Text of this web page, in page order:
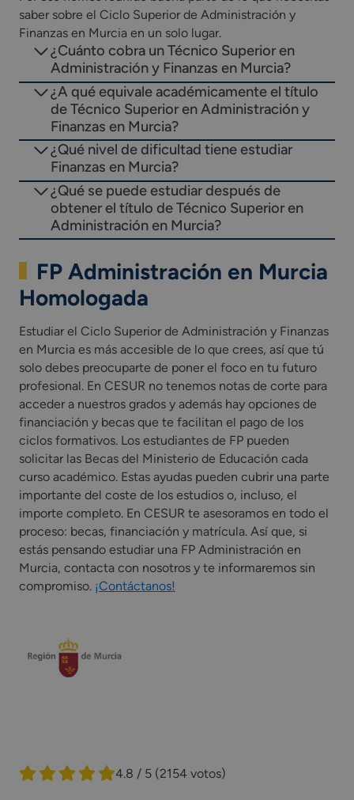
saber sobre el Ciclo Superior de Administración y
Finanzas en Murcia en un solo lugar.
¿Cuánto cobra un Técnico Superior en
Administración y Finanzas en Murcia?
¿A qué equivale académicamente el título
de Técnico Superior en Administración y
Finanzas en Murcia?
¿Qué nivel de dificultad tiene estudiar
Finanzas en Murcia?
¿Qué se puede estudiar después de
obtener el título de Técnico Superior en
Administración en Murcia?
FP Administración en Murcia
Homologada
Estudiar el Ciclo Superior de Administración y Finanzas
en Murcia es más accesible de lo que crees, así que tú
solo debes preocuparte de poner el foco en tu futuro
profesional. En CESUR no tenemos notas de corte para
acceder a nuestros grados y además hay opciones de
financiación y becas que te facilitan el pago de los
ciclos formativos. Los estudiantes de FP pueden
solicitar las Becas del Ministerio de Educación cada
curso académico. Estas ayudas pueden cubrir una parte
importante del coste de los estudios o, incluso, el
importe completo. En CESUR te asesoramos en todo el
proceso: becas, financiación y matrícula. Así que, si
estás pensando estudiar una FP Administración en
Murcia, contacta con nosotros y te informaremos sin
compromiso. ¡Contáctanos!
4.8 / 5 (2154 votos)